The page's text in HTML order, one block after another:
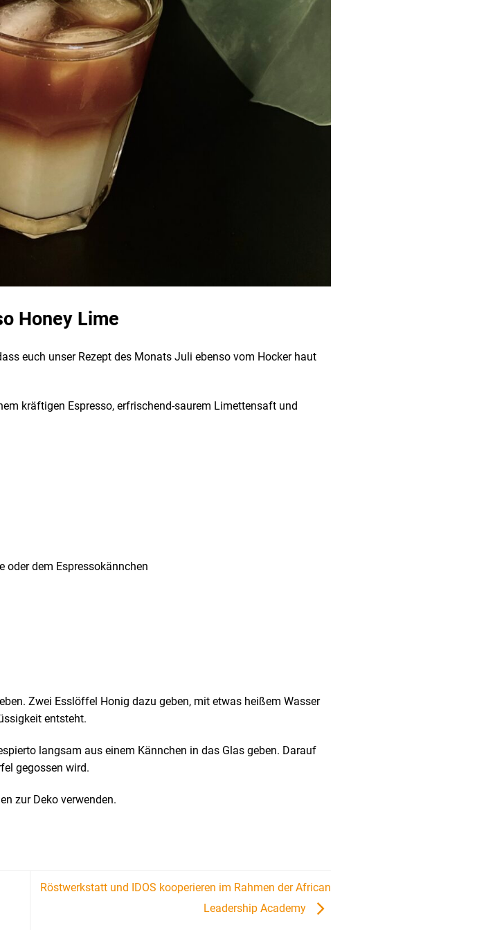
Honey Lime
euch unser Rezept des Monats Juli ebenso vom Hocker haut
kräftigen Espresso, erfrischend-saurem Limettensaft und
oder dem Espressokännchen
Zwei Esslöffel Honig dazu geben, mit etwas heißem Wasser
entsteht.
langsam aus einem Kännchen in das Glas geben. Darauf
gegossen wird.
zur Deko verwenden.
Röstwerkstatt und IDOS kooperieren im Rahmen der African
Leadership Academy